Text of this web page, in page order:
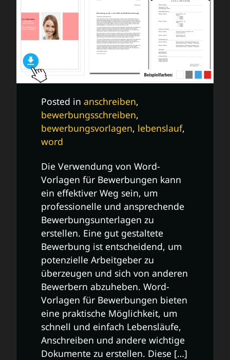
Posted in anschreiben,
bewerbungsschreiben,
bewerbungsvorlagen, lebenslauf,
word
Die Verwendung von Word-
Vorlagen für Bewerbungen kann
ein effektiver Weg sein, um
professionelle und ansprechende
Bewerbungsunterlagen zu
erstellen. Eine gut gestaltete
Bewerbung ist entscheidend, um
potenzielle Arbeitgeber zu
überzeugen und sich von anderen
Bewerbern abzuheben. Word-
Vorlagen für Bewerbungen bieten
eine praktische Möglichkeit, um
schnell und einfach Lebensläufe,
Anschreiben und andere wichtige
Dokumente zu erstellen. Diese […]